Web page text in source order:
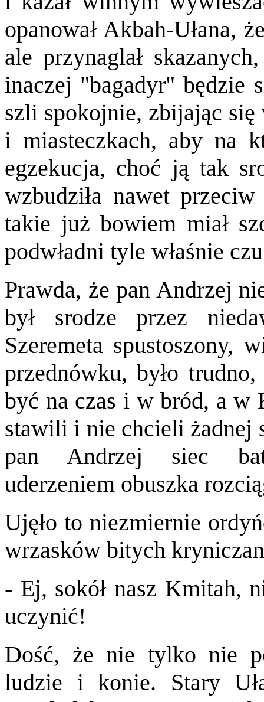
opanował Akbah-Ułana,
ale przynaglał
inaczej "bagadyr" będzie
szli spokojnie, zbijając
i miasteczkach, aby na
egzekucja, choć ją tak
wzbudziła nawet
takie już bowiem miał
podwładni tyle właśnie
Prawda, że pan Andrzej
był srodze przez
Szeremeta spustoszony,
przednówku, było
być na czas i w bród, a w
stawili i nie chcieli żadnej
pan Andrzej siec
uderzeniem obuszka
Ujęło to niezmiernie
wrzasków bitych
- Ej, sokół nasz Kmitah,
uczynić!
Dość, że nie tylko nie
ludzie i konie. Stary